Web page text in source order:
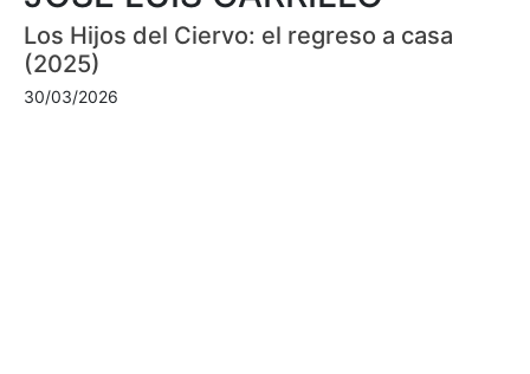
Los Hijos del Ciervo: el regreso a casa
(2025)
30/03/2026